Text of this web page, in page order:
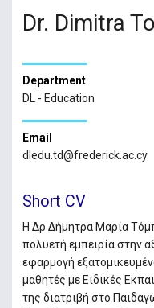
Dr. Dimitra
Department
DL - Education
Email
dledu.td@frederick.ac.cy
Short CV
Η Δρ Δήμητρα Μαρία
πολυετή εμπειρία στην
εφαρμογή
μαθητές με Ειδικές
της διατριβή στο